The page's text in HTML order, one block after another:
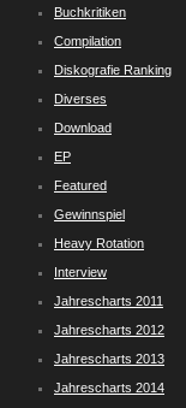
Buchkritiken
Compilation
Diskografie Ranking
Diverses
Download
EP
Featured
Gewinnspiel
Heavy Rotation
Interview
Jahrescharts 2011
Jahrescharts 2012
Jahrescharts 2013
Jahrescharts 2014